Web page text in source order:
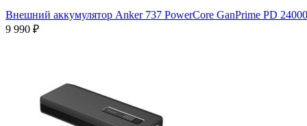
Внешний аккумулятор Anker 737 PowerCore GanPrime PD
9 990 ₽